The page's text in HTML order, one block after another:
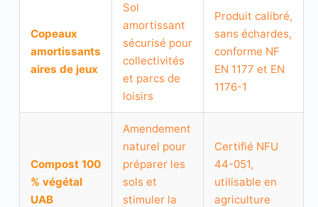
Copeaux
amortissants
aires de jeux
Sol
amortissant
sécurisé pour
collectivités
et parcs de
loisirs
Produit calibré,
sans échardes,
conforme NF
EN 1177 et EN
1176-1
Compost 100
% végétal
UAB
Amendement
naturel pour
préparer les
sols et
stimuler la
Certifié NFU
44-051,
utilisable en
agriculture